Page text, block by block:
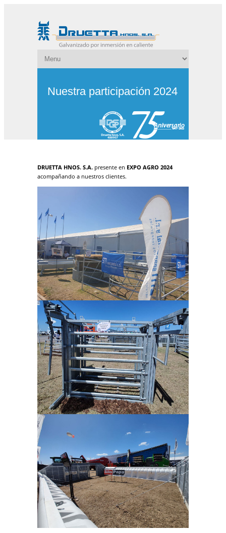
Nuestra participación 2024
DRUETTA HNOS. S.A. presente en EXPO AGRO 2024
acompañando a nuestros clientes.